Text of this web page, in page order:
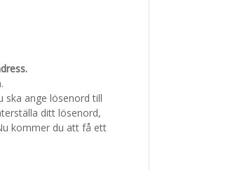
ska ange lösenord till
ditt lösenord,
kommer du att få ett